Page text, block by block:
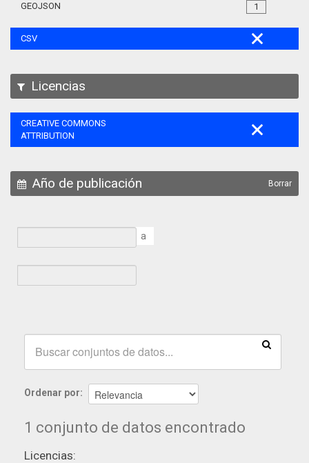
1
GEOJSON
CSV
Licencias
CREATIVE COMMONS
ATTRIBUTION
Año de publicación Borrar
a
Ordenar por
1 conjunto de datos encontrado
Licencias: